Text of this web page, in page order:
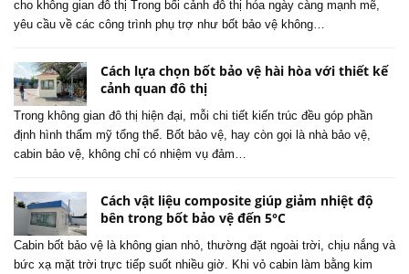
cho không gian đô thị Trong bối cảnh đô thị hóa ngày càng mạnh mẽ,
yêu cầu về các công trình phụ trợ như bốt bảo vệ không…
Cách lựa chọn bốt bảo vệ hài hòa với thiết kế
cảnh quan đô thị
Trong không gian đô thị hiện đại, mỗi chi tiết kiến trúc đều góp phần
định hình thẩm mỹ tổng thể. Bốt bảo vệ, hay còn gọi là nhà bảo vệ,
cabin bảo vệ, không chỉ có nhiệm vụ đảm…
Cách vật liệu composite giúp giảm nhiệt độ
bên trong bốt bảo vệ đến 5°C
Cabin bốt bảo vệ là không gian nhỏ, thường đặt ngoài trời, chịu nắng và
bức xạ mặt trời trực tiếp suốt nhiều giờ. Khi vỏ cabin làm bằng kim